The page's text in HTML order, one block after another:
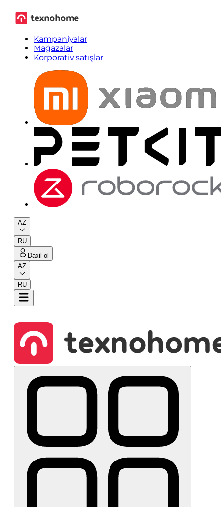
Kampaniyalar
Mağazalar
Korporativ satışlar
AZ
RU
Daxil ol
AZ
RU